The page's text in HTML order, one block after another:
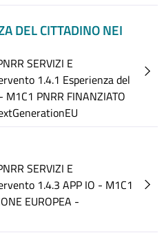
DEL CITTADINO NEI
SERVIZI E
1.4.1 Esperienza del
PNRR FINANZIATO
SERVIZI E
1.4.3 APP IO - M1C1
EUROPEA -